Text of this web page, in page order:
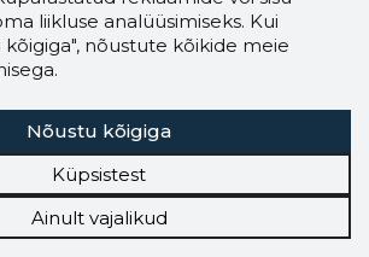
liikluse analüüsimiseks. Kui
nõustute kõikide meie
Nõustu kõigiga
Küpsistest
Ainult vajalikud